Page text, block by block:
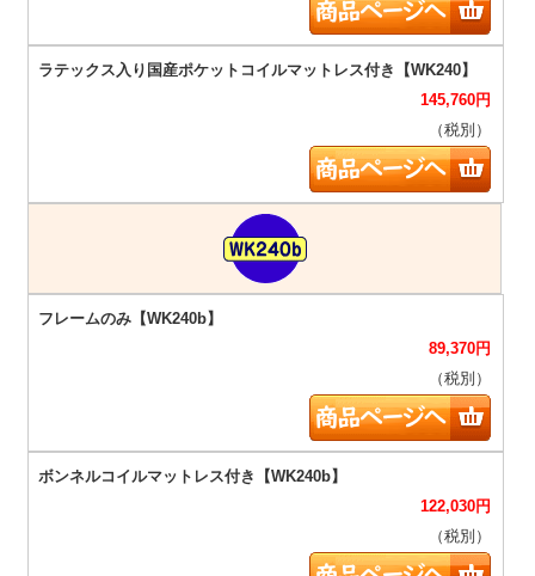
145,760円
（税別）
89,370円
（税別）
122,030円
（税別）